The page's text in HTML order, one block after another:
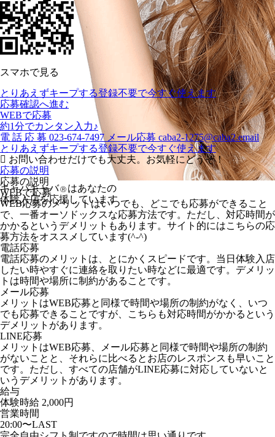
キャバキャバⓇ はあなたの
体験入店を応援しています
スマホで見る
とりあえずキープする登録不要で今すぐ使えます
応募確認へ進む
WEBで応募
約1分でカンタン入力♪
電 話 応 募 023-674-7497 メール応募 caba2-1275@caba2.email
とりあえずキープする登録不要で今すぐ使えます
お問い合わせだけでも大丈夫。お気軽にどうぞ！
応募の説明
応募の説明
WEBで応募
WEB応募のメリットはいつでも、どこでも応募ができること
で、一番オーソドックスな応募方法です。ただし、対応時間が
かかるというデメリットもあります。サイト的にはこちらの応
募方法をオススメしています(^-^)
電話応募
電話応募のメリットは、とにかくスピードです。当日体験入店
したい時やすぐに連絡を取りたい時などに最適です。デメリッ
トは時間や場所に制約があることです。
メール応募
メリットはWEB応募と同様で時間や場所の制約がなく、いつ
でも応募できることですが、こちらも対応時間がかかるという
デメリットがあります。
LINE応募
メリットはWEB応募、メール応募と同様で時間や場所の制約
がないことと、それらに比べるとお店のレスポンスも早いこと
です。ただし、すべての店舗がLINE応募に対応していないと
いうデメリットがあります。
給与
体験時給 2,000円
営業時間
20:00〜LAST